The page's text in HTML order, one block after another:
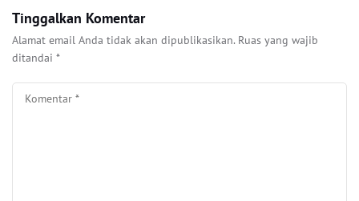
Tinggalkan Komentar
Alamat email Anda tidak akan dipublikasikan. Ruas yang wajib
ditandai *